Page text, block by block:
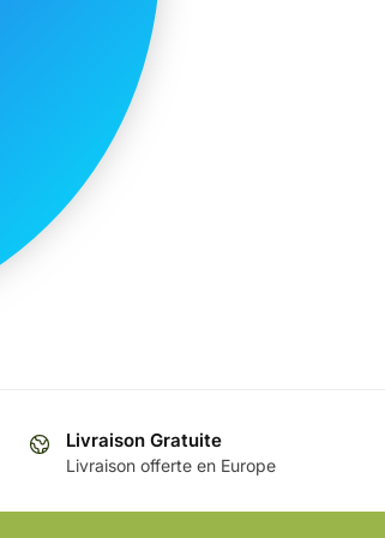
Livraison Gratuite
Livraison offerte en Europe